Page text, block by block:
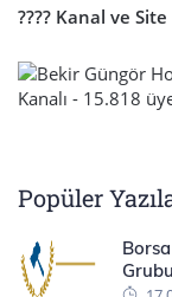
???? Kanal ve
Popüler